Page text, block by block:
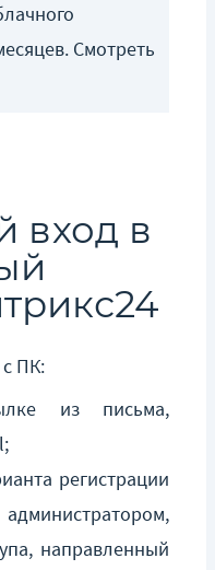
Смотреть
вход в
ПК:
из письма,
регистрации
направленный